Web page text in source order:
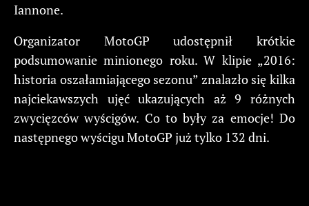
Iannone.
Organizator MotoGP udostępnił krótkie
podsumowanie minionego roku. W klipie „2016:
historia oszałamiającego sezonu” znalazło się kilka
najciekawszych ujęć ukazujących aż 9 różnych
zwycięzców wyścigów. Co to były za emocje! Do
następnego wyścigu MotoGP już tylko 132 dni.